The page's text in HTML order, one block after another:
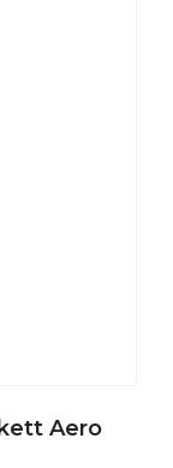
Aero